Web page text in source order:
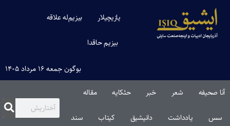
یازیچیلار بیزیم‌له علاقه
بیزیم حاقدا
بوگون جمعه ۱۶ مرداد ۱۴۰۵
آنا صحیفه شعر خبر حئکایه مقاله‌
سس یادداشت دانیشیق کیتاب سند